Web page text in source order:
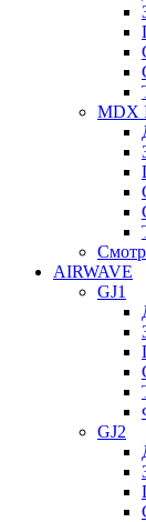
MDX
AIRWAVE
GJ1
GJ2